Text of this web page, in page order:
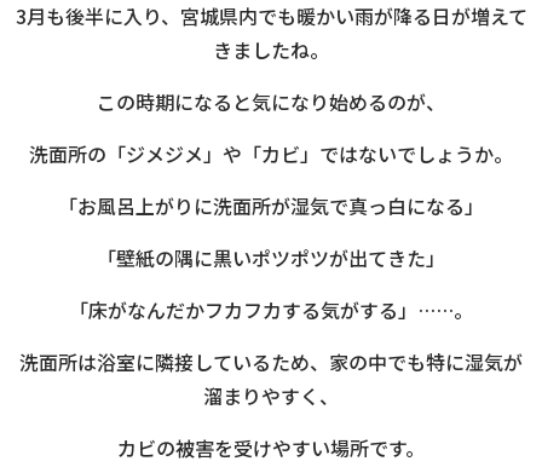
3月も後半に入り、宮城県内でも暖かい雨が降る日が増えて
きましたね。
この時期になると気になり始めるのが、
洗面所の「ジメジメ」や「カビ」ではないでしょうか。
「お風呂上がりに洗面所が湿気で真っ白になる」
「壁紙の隅に黒いポツポツが出てきた」
「床がなんだかフカフカする気がする」……。
洗面所は浴室に隣接しているため、家の中でも特に湿気が
溜まりやすく、
カビの被害を受けやすい場所です。